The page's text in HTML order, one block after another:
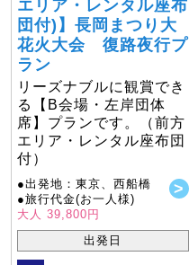
エリア・レンタル座布
団付)】長岡まつり大
花火大会 復路夜行プ
ラン
リーズナブルに観賞でき
る【B会場・左岸団体
席】プランです。（前方
エリア・レンタル座布団
付）
●出発地：東京、西船橋
●旅行代金(お一人様)
大人 39,800円
出発日